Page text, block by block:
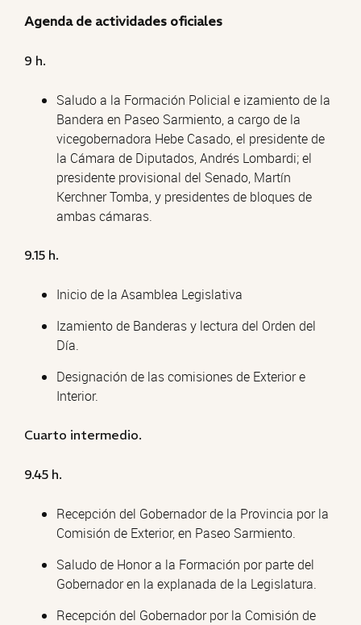
Agenda de actividades oficiales
9 h.
Saludo a la Formación Policial e izamiento de la
Bandera en Paseo Sarmiento, a cargo de la
vicegobernadora Hebe Casado, el presidente de
la Cámara de Diputados, Andrés Lombardi; el
presidente provisional del Senado, Martín
Kerchner Tomba, y presidentes de bloques de
ambas cámaras.
9.15 h.
Inicio de la Asamblea Legislativa
Izamiento de Banderas y lectura del Orden del
Día.
Designación de las comisiones de Exterior e
Interior.
Cuarto intermedio.
9.45 h.
Recepción del Gobernador de la Provincia por la
Comisión de Exterior, en Paseo Sarmiento.
Saludo de Honor a la Formación por parte del
Gobernador en la explanada de la Legislatura.
Recepción del Gobernador por la Comisión de